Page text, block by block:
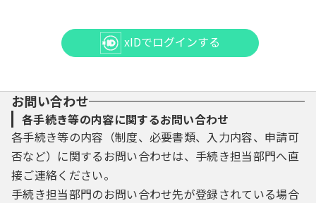
xIDでログインする
お問い合わせ
各手続き等の内容に関するお問い合わせ
各手続き等の内容（制度、必要書類、入力内容、申請可
否など）に関するお問い合わせは、手続き担当部門へ直
接ご連絡ください。
手続き担当部門のお問い合わせ先が登録されている場合